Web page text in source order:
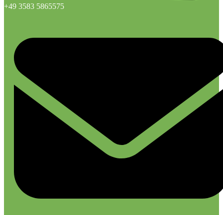
+49 3583 5865575